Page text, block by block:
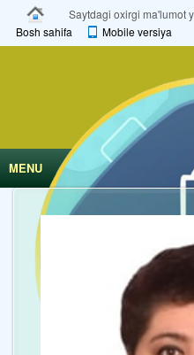
Saytdagi oxirgi ma'lumot
Bosh sahifa
Mobile versiya
MENU